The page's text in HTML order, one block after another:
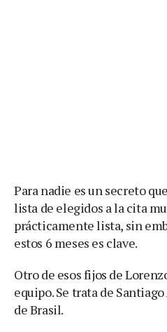
Para nadie es un secreto
lista de elegidos a la cita
prácticamente lista, sin
estos 6 meses es clave.
Otro de esos fijos de
equipo. Se trata de
de Brasil.